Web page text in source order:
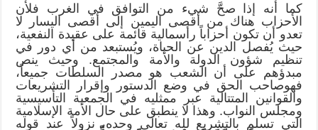
كما أنه إذا صحَّ شيء من التوافق في الغرب فلأن
الأحزاب هناك من أقصى اليمين إلى أقصى اليسار لا
تعدو أن تكون أحزاباً رأسمالية قائمة على عقيدة النفعية،
حيث يُفصل الدين عن الحياة، ويُستبعد من أي دور في
تنظيم شؤون الدولة والأمة والمجتمع. وحيث ينص
مبدؤهم على أن الشعب هو مصدر السلطات جميعاً،
فهوصاحب الحق في وضع الدستور وإقرار التشريعات
والقوانين المتتالية عبر ممثليه في الجمعية التأسيسية
ومجلس النواب. وهذا لا ينطبق على حال الأمة الإسلامية
التي تسلم بالتشريع لله تعالى وحده، نزولاً عند قوله